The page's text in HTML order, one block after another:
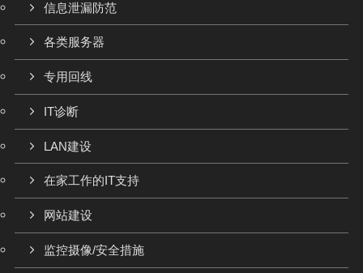
信息泄漏防范
各类服务器
专用回线
IT诊断
LAN建设
在家工作的IT支持
网站建设
监控摄像/安全措施